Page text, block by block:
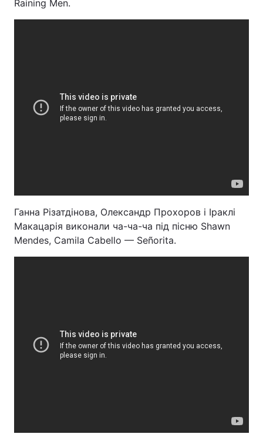
Raining Men.
Ганна Різатдінова, Олександр Прохоров і Іраклі
Макацарія виконали ча-ча-ча під пісню Shawn
Mendes, Camila Cabello — Señorita.